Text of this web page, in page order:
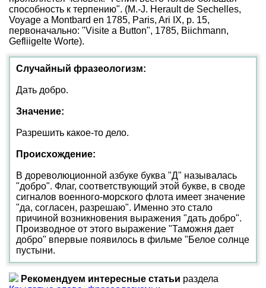
способность к терпению". (M.-J. Herault de Sechelles,
Voyage a Montbard en 1785, Paris, Ari IX, p. 15,
первоначально: "Visite a Button", 1785, Biichmann,
Gefliigelte Worte).
Случайный фразеологизм:
Дать добро.
Значение:
Разрешить какое-то дело.
Происхождение:
В дореволюционной азбуке буква "Д" называлась
"добро". Флаг, соответствующий этой букве, в своде
сигналов военного-морского флота имеет значение
"да, согласен, разрешаю". Именно это стало
причиной возникновения выражения "дать добро".
Производное от этого выражение "Таможня дает
добро" впервые появилось в фильме "Белое солнце
пустыни.
Рекомендуем интересные статьи раздела